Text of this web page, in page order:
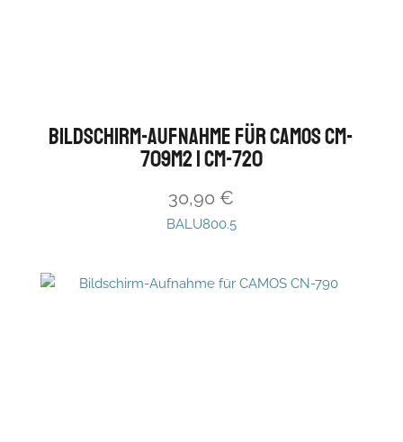
Bildschirm-Aufnahme für Camos CM-
709M2 | CM-720
30,90 €
BALU800.5